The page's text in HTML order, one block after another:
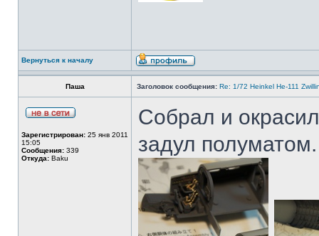
Вернуться к началу
Паша Заголовок сообщения: Re: 1/72 Heinkel He-111
Зарегистрирован: 25 янв 2011
15:05
Сообщения: 339
Откуда: Baku
Собрал и
задул полуматом.